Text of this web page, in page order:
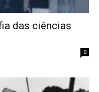
das ciências
0